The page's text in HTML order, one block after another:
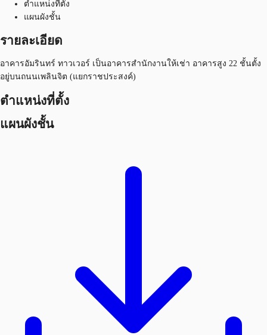
ตำแหน่งที่ตั้ง
แผนผังชั้น
รายละเอียด
อาคารอัมรินทร์ ทาวเวอร์ เป็นอาคารสำนักงานให้เช่า อาคารสูง 22 ชั้นตั้ง
อยู่บนถนนเพลินจิต (แยกราชประสงค์)
ตำแหน่งที่ตั้ง
แผนผังชั้น